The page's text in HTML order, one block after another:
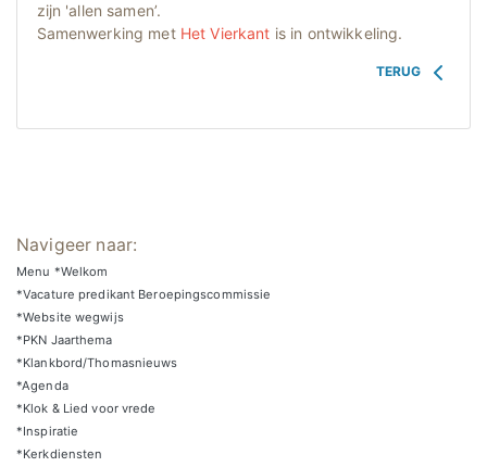
zijn 'allen samen’.
Samenwerking met Het Vierkant is in ontwikkeling.
TERUG
Navigeer naar:
Menu *Welkom
*Vacature predikant Beroepingscommissie
*Website wegwijs
*PKN Jaarthema
*Klankbord/Thomasnieuws
*Agenda
*Klok & Lied voor vrede
*Inspiratie
*Kerkdiensten